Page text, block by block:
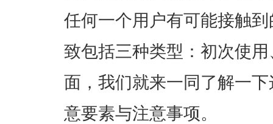
任何一个用户有可能接触
致包括三种类型：初次使
面，我们就来一同了解一
意要素与注意事项。